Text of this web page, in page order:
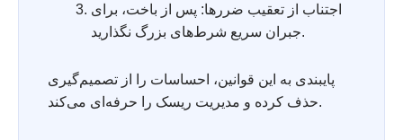
اجتناب از تعقیب ضررها: پس از باخت، برای
جبران سریع شرط‌های بزرگ نگذارید.
پایبندی به این قوانین، احساسات را از تصمیم‌گیری
حذف کرده و مدیریت ریسک را حرفه‌ای می‌کند.